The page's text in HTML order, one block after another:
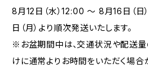
8月12日（水）12:00 ～ 8月16日（日
日（月）より順次発送いたします。
※お盆期間中は、交通状況や配送量
けに通常よりお時間をいただく場合